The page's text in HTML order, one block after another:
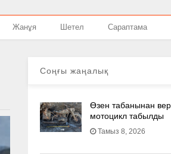
Жанұя Шетел Сараптама
Соңғы жаңалық
Өзен табанынан
мотоцикл табылды
Тамыз 8, 2026